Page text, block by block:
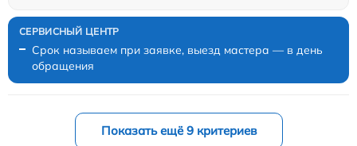
Срок называем при заявке, выезд мастера — в день
обращения
Показать ещё 9 критериев